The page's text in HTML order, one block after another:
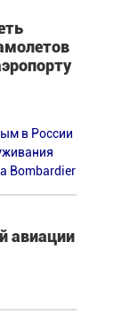
в России
Bombardier
авиации